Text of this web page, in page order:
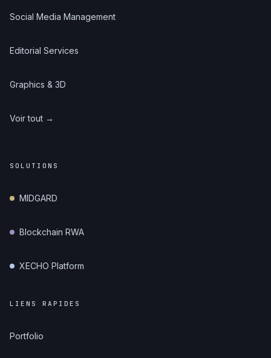
Social Media Management
Editorial Services
Graphics & 3D
Voir tout →
SOLUTIONS
MIDGARD
Blockchain RWA
XECHO Platform
LIENS RAPIDES
Portfolio